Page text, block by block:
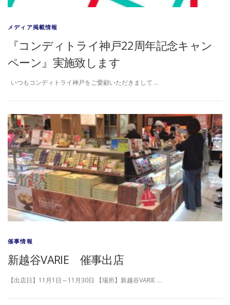
メディア掲載情報
『コンディトライ神戸22周年記念キャン
ペーン』実施致します
いつもコンディトライ神戸をご愛顧いただきまして …
催事情報
新越谷VARIE 催事出店
【出店日】11月1日～11月30日 【場所】新越谷VARIE …